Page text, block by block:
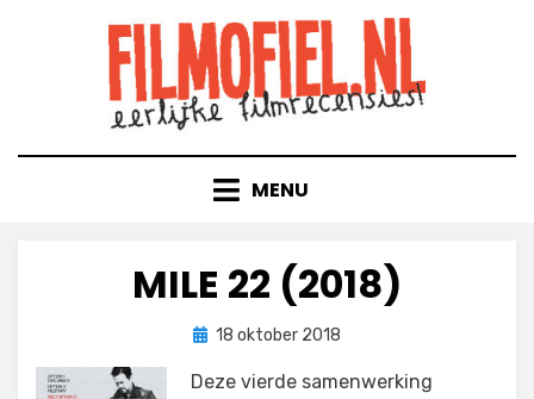
MENU
MILE 22 (2018)
doorFilmofiel.nl
Geplaatst
18 oktober 2018
Deze vierde samenwerking